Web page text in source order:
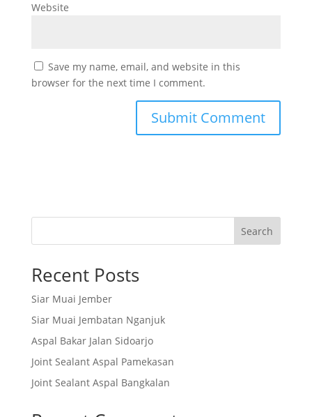
Website
Save my name, email, and website in this
browser for the next time I comment.
Search
Recent Posts
Siar Muai Jember
Siar Muai Jembatan Nganjuk
Aspal Bakar Jalan Sidoarjo
Joint Sealant Aspal Pamekasan
Joint Sealant Aspal Bangkalan